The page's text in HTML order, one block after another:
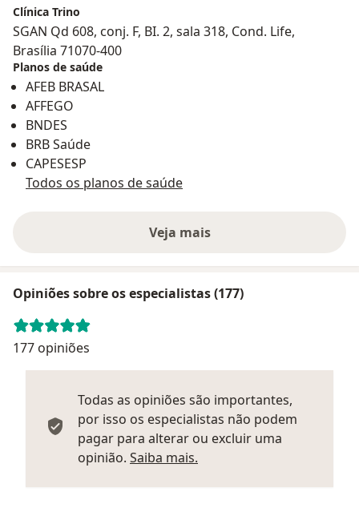
Clínica Trino
SGAN Qd 608, conj. F, BI. 2, sala 318, Cond. Life,
Brasília 71070-400
Planos de saúde
AFEB BRASAL
AFFEGO
BNDES
BRB Saúde
CAPESESP
Todos os planos de saúde
Veja mais
Opiniões sobre os especialistas (177)
177 opiniões
Todas as opiniões são importantes,
por isso os especialistas não podem
pagar para alterar ou excluir uma
opinião. Saiba mais.